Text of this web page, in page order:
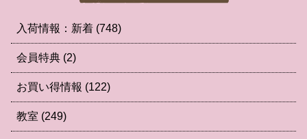
入荷情報：新着 (748)
会員特典 (2)
お買い得情報 (122)
教室 (249)